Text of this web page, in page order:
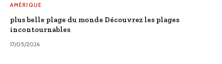
AMÉRIQUE
plus belle plage du monde Découvrez les plages
incontournables
17/05/2026